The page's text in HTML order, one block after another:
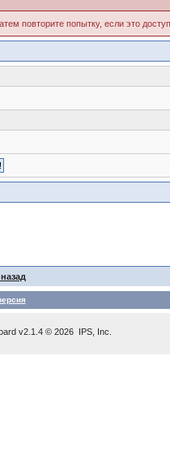
повторите попытку, если это
v2.1.4 © 2026 IPS, Inc.